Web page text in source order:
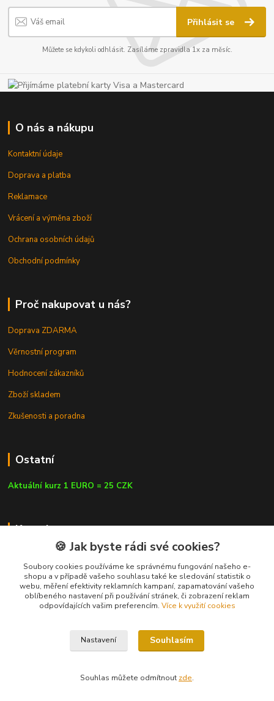
Přihlásit se
Můžete se kdykoli odhlásit. Zasíláme zpravidla 1x za měsíc.
O nás a nákupu
Kontaktní údaje
Doprava a platba
Reklamace
Vrácení a výměna zboží
Ochrana osobních údajů
Obchodní podmínky
Proč nakupovat u nás?
Doprava ZDARMA
Věrnostní program
Hodnocení zákazníků
Zboží skladem
Zkušenosti a poradna
Ostatní
Aktuální kurz 1 EURO = 25 CZK
Kontakty
info@czluk.cz
© Since 2013 | CZLUK s.r.o. | info@czluk.cz
🍪 Jak byste rádi své cookies?
Soubory cookies používáme ke správnému fungování našeho e-
shopu a v případě vašeho souhlasu také ke sledování statistik o
webu, měření efektivity reklamních kampaní, zapamatování vašeho
oblíbeného nastavení při používání stránek, či zobrazení reklam
odpovídajících vašim preferencím. Více k využití cookies
Nastavení Souhlasím
Souhlas můžete odmítnout zde.